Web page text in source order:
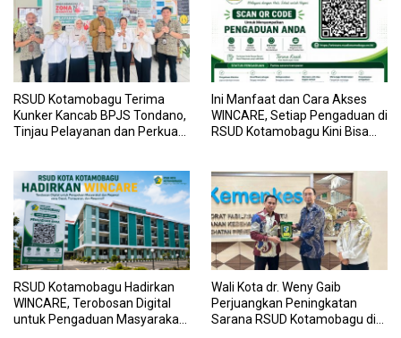
RSUD Kotamobagu Terima
Kunker Kancab BPJS Tondano,
Tinjau Pelayanan dan Perkuat
Ini Manfaat dan Cara Akses
WINCARE, Setiap Pengaduan di
RSUD Kotamobagu Kini Bisa
RSUD Kotamobagu Hadirkan
WINCARE, Terobosan Digital
untuk Pengaduan Masyarakat
Wali Kota dr. Weny Gaib
Perjuangkan Peningkatan
Sarana RSUD Kotamobagu di